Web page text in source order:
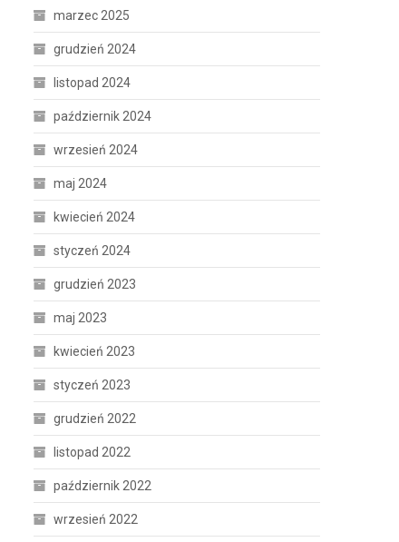
marzec 2025
grudzień 2024
listopad 2024
październik 2024
wrzesień 2024
maj 2024
kwiecień 2024
styczeń 2024
grudzień 2023
maj 2023
kwiecień 2023
styczeń 2023
grudzień 2022
listopad 2022
październik 2022
wrzesień 2022